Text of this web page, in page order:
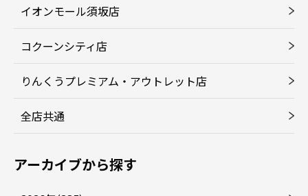
イオンモール須坂店
コクーンシティ店
りんくうプレミアム・アウトレット店
全店共通
アーカイブから探す